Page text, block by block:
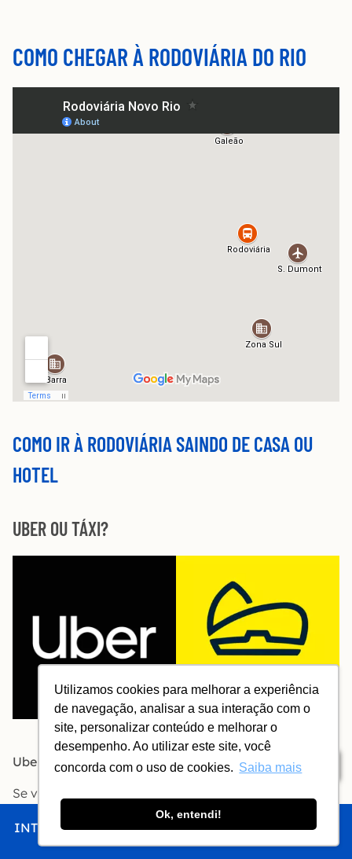
Utilizamos cookies para melhorar a experiência
de navegação, analisar a sua interação com o
site, personalizar conteúdo e melhorar o
desempenho. Ao utilizar este site, você
concorda com o uso de cookies. Saiba mais
Ok, entendi!
INTRO CHEGAR FICAR COMER FAZER
Índice
COMO CHEGAR À RODOVIÁRIA DO RIO
COMO IR À RODOVIÁRIA SAINDO DE CASA OU
HOTEL
UBER OU TÁXI?
Aplicativos: Uber x Taxi.Rio
Uber
normalmente é mais em conta do que táxi.
Se você prefere
conseguir corridas com desconto de até 40%.
Leia mais sobreUbere sobretáxisno Rio de Janeiro.